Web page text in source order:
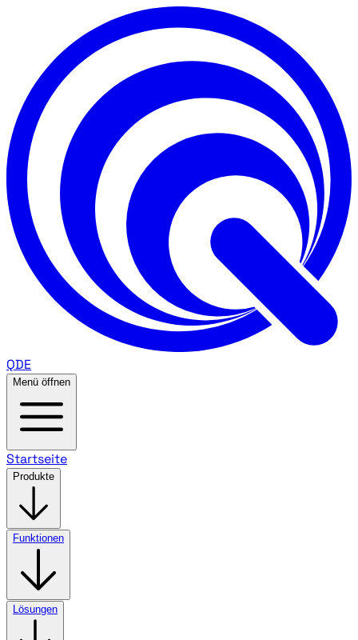
QDE
Menü öffnen
Startseite
Produkte
Funktionen
Lösungen